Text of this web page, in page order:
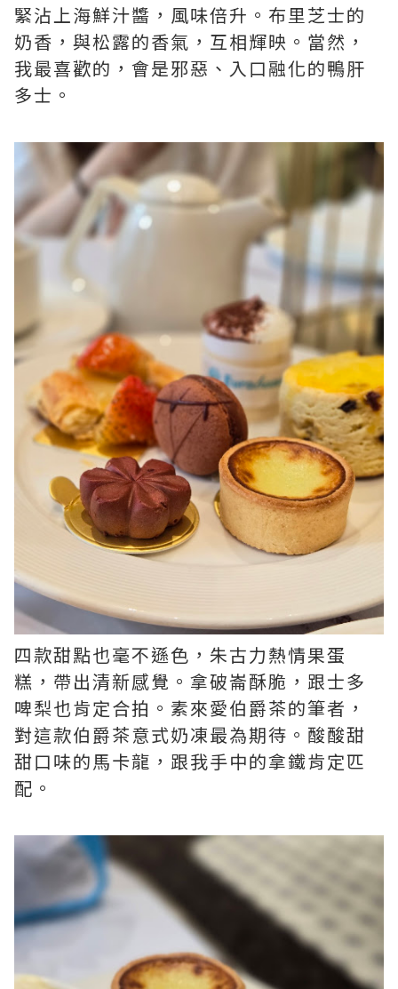
緊沾上海鮮汁醬，風味倍升。布里芝士的
奶香，與松露的香氣，互相輝映。當然，
我最喜歡的，會是邪惡、入口融化的鴨肝
多士。
四款甜點也毫不遜色，朱古力熱情果蛋
糕，帶出清新感覺。拿破崙酥脆，跟士多
啤梨也肯定合拍。素來愛伯爵茶的筆者，
對這款伯爵茶意式奶凍最為期待。酸酸甜
甜口味的馬卡龍，跟我手中的拿鐵肯定匹
配。